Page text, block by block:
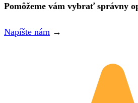
Pomôžeme vám vybrať správny
Napíšte nám →